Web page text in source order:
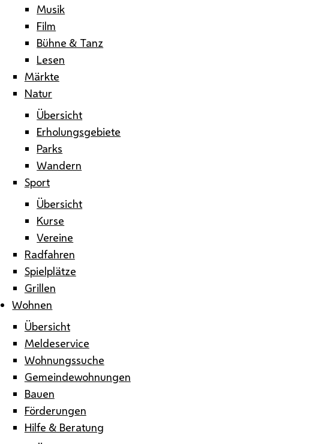
Musik
Film
Bühne & Tanz
Lesen
Märkte
Natur
Übersicht
Erholungsgebiete
Parks
Wandern
Sport
Übersicht
Kurse
Vereine
Radfahren
Spielplätze
Grillen
Wohnen
Übersicht
Meldeservice
Wohnungssuche
Gemeindewohnungen
Bauen
Förderungen
Hilfe & Beratung